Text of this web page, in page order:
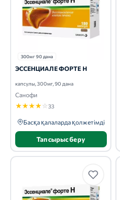
300мг 90 дана
ЭССЕНЦИАЛЕ ФОРТЕ Н
капсулы, 300мг, 90 дана
Санофи
★★★★ ☆33
Басқа қалаларда қолжетімді
Тапсырыс беру